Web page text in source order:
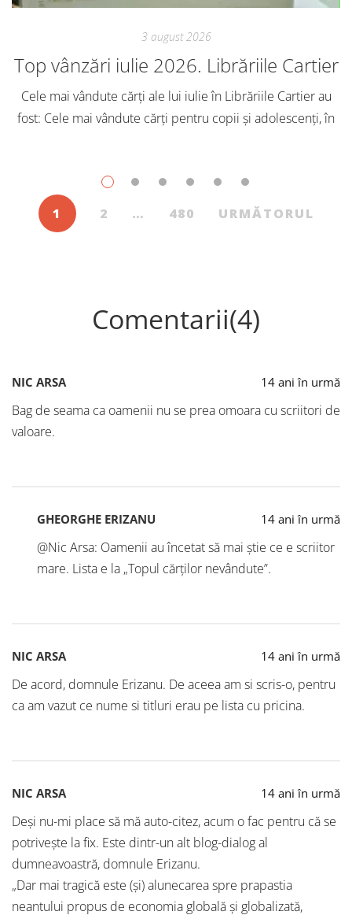
3 august 2026
Top vânzări iulie 2026. Librăriile Cartier
Cele mai vândute cărți ale lui iulie în Librăriile Cartier au
fost: Cele mai vândute cărți pentru copii și adolescenți, în
1 2 … 480 URMĂTORUL
Comentarii(4)
NIC ARSA 14 ani în urmă
Bag de seama ca oamenii nu se prea omoara cu scriitori de
valoare.
GHEORGHE ERIZANU 14 ani în urmă
@Nic Arsa: Oamenii au încetat să mai știe ce e scriitor
mare. Lista e la „Topul cărților nevândute”.
NIC ARSA 14 ani în urmă
De acord, domnule Erizanu. De aceea am si scris-o, pentru
ca am vazut ce nume si titluri erau pe lista cu pricina.
NIC ARSA 14 ani în urmă
Deși nu-mi place să mă auto-citez, acum o fac pentru că se
potrivește la fix. Este dintr-un alt blog-dialog al
dumneavoastră, domnule Erizanu.
„Dar mai tragică este (și) alunecarea spre prapastia
neantului propus de economia globală și globalizată,